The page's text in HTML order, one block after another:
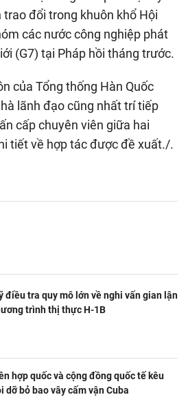
đổi trong khuôn khổ Hội
các nước công nghiệp phát
(G7) tại Pháp hồi tháng trước.
của Tổng thống Hàn Quốc
lãnh đạo cũng nhất trí tiếp
cấp chuyên viên giữa hai
tiết về hợp tác được đề xuất./.
điều tra quy mô lớn về nghi vấn gian lận
trình thị thực H-1B
hợp quốc và cộng đồng quốc tế kêu
dỡ bỏ bao vây cấm vận Cuba